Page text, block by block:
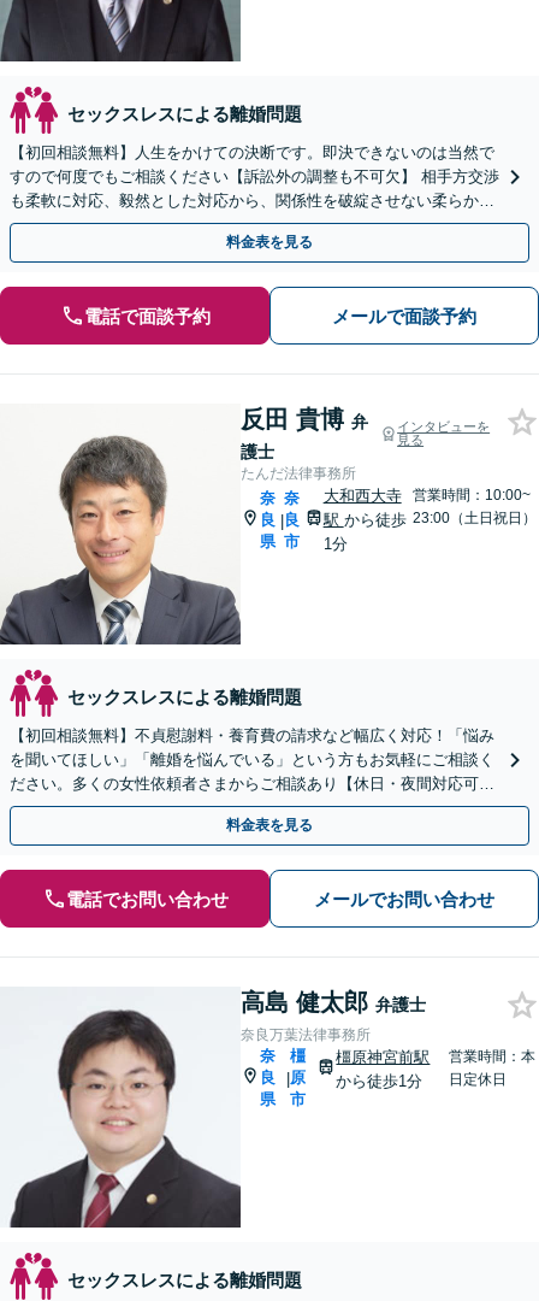
セックスレスによる離婚問題
【初回相談無料】人生をかけての決断です。即決できないのは当然で
すので何度でもご相談ください【訴訟外の調整も不可欠】 相手方交渉
も柔軟に対応、毅然とした対応から、関係性を破綻させない柔らかな
対応まで、必要に応じて行います【近鉄奈良駅3分】
料金表を見る
電話で面談予約 メールで面談予約
反田 貴博 弁
護士
インタビューを
見る
たんだ法律事務所
奈
良
県
|
奈
良
市
大和西大寺
駅 から徒歩
1分
営業時間：10:00~
23:00（土日祝日）
セックスレスによる離婚問題
【初回相談無料】不貞慰謝料・養育費の請求など幅広く対応！「悩み
を聞いてほしい」「離婚を悩んでいる」という方もお気軽にご相談く
ださい。多くの女性依頼者さまからご相談あり【休日・夜間対応可】
【大和西大寺駅1分】
料金表を見る
電話でお問い合わせ メールでお問い合わせ
高島 健太郎 弁護士
奈良万葉法律事務所
奈
良
県
|
橿
原
市
橿原神宮前駅
から徒歩1分
営業時間：本
日定休日
セックスレスによる離婚問題